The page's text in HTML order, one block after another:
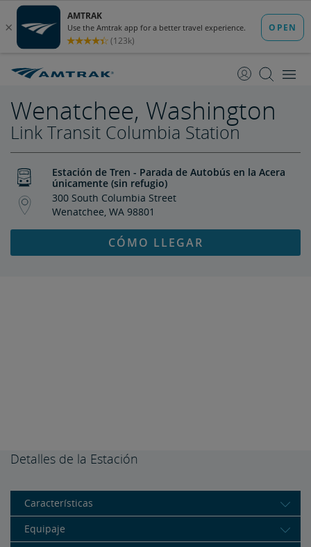
Contenido
Navegación
Wenatchee, Washington
Link Transit Columbia Station
Estación de Tren - Parada de Autobús en la Acera
únicamente (sin refugio)
300 South Columbia Street
Wenatchee, WA 98801
CÓMO LLEGAR
Detalles de la Estación
Características
Equipaje